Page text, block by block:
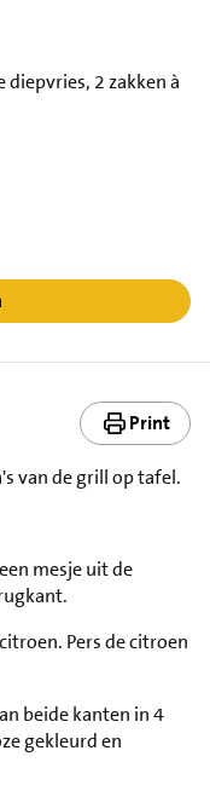
2 zakken à
Print
van de grill op tafel.
mesje uit de
Pers de citroen
beide kanten in 4
gekleurd en